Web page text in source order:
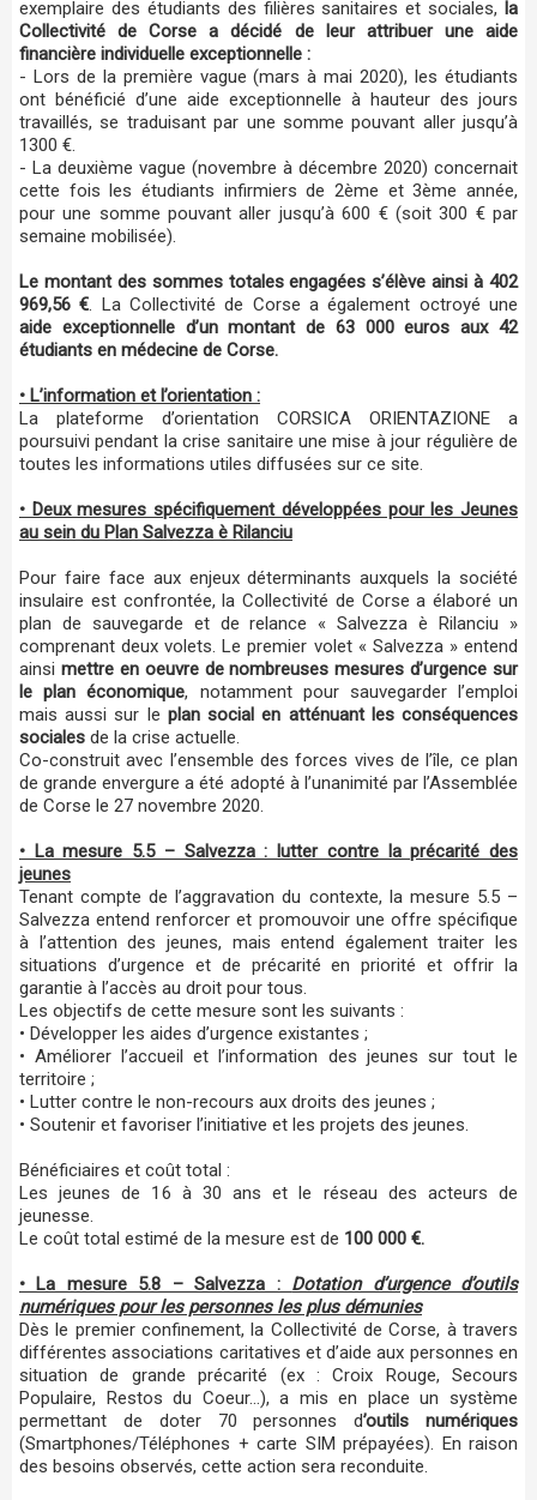
exemplaire des étudiants des filières sanitaires et sociales, la
Collectivité de Corse a décidé de leur attribuer une aide
financière individuelle exceptionnelle :
- Lors de la première vague (mars à mai 2020), les étudiants
ont bénéficié d’une aide exceptionnelle à hauteur des jours
travaillés, se traduisant par une somme pouvant aller jusqu’à
1300 €.
- La deuxième vague (novembre à décembre 2020) concernait
cette fois les étudiants infirmiers de 2ème et 3ème année,
pour une somme pouvant aller jusqu’à 600 € (soit 300 € par
semaine mobilisée).
Le montant des sommes totales engagées s’élève ainsi à 402
969,56 €. La Collectivité de Corse a également octroyé une
aide exceptionnelle d’un montant de 63 000 euros aux 42
étudiants en médecine de Corse.
• L’information et l’orientation :
La plateforme d’orientation CORSICA ORIENTAZIONE a
poursuivi pendant la crise sanitaire une mise à jour régulière de
toutes les informations utiles diffusées sur ce site.
• Deux mesures spécifiquement développées pour les Jeunes
au sein du Plan Salvezza è Rilanciu
Pour faire face aux enjeux déterminants auxquels la société
insulaire est confrontée, la Collectivité de Corse a élaboré un
plan de sauvegarde et de relance « Salvezza è Rilanciu »
comprenant deux volets. Le premier volet « Salvezza » entend
ainsi mettre en oeuvre de nombreuses mesures d’urgence sur
le plan économique, notamment pour sauvegarder l’emploi
mais aussi sur le plan social en atténuant les conséquences
sociales de la crise actuelle.
Co-construit avec l’ensemble des forces vives de l’île, ce plan
de grande envergure a été adopté à l’unanimité par l’Assemblée
de Corse le 27 novembre 2020.
• La mesure 5.5 – Salvezza : lutter contre la précarité des
jeunes
Tenant compte de l’aggravation du contexte, la mesure 5.5 –
Salvezza entend renforcer et promouvoir une offre spécifique
à l’attention des jeunes, mais entend également traiter les
situations d’urgence et de précarité en priorité et offrir la
garantie à l’accès au droit pour tous.
Les objectifs de cette mesure sont les suivants :
• Développer les aides d’urgence existantes ;
• Améliorer l’accueil et l’information des jeunes sur tout le
territoire ;
• Lutter contre le non-recours aux droits des jeunes ;
• Soutenir et favoriser l’initiative et les projets des jeunes.
Bénéficiaires et coût total :
Les jeunes de 16 à 30 ans et le réseau des acteurs de
jeunesse.
Le coût total estimé de la mesure est de 100 000 €.
• La mesure 5.8 – Salvezza : Dotation d’urgence d’outils
numériques pour les personnes les plus démunies
Dès le premier confinement, la Collectivité de Corse, à travers
différentes associations caritatives et d’aide aux personnes en
situation de grande précarité (ex : Croix Rouge, Secours
Populaire, Restos du Coeur…), a mis en place un système
permettant de doter 70 personnes d’outils numériques
(Smartphones/Téléphones + carte SIM prépayées). En raison
des besoins observés, cette action sera reconduite.